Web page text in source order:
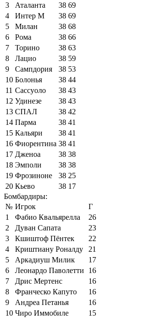
3
Аталанта 38 69
4
Интер М 38 69
5
Милан 38 68
6
Рома 38 66
7
Торино 38 63
8
Лацио 38 59
9
Сампдория 38 53
10 Болонья 38 44
11 Сассуоло 38 43
12 Удинезе 38 43
13 СПАЛ 38 42
14 Парма 38 41
15 Кальяри 38 41
16 Фиорентина 38 41
17 Дженоа 38 38
18 Эмполи 38 38
19 Фрозиноне 38 25
20 Кьево 38 17
Бомбардиры:
№ Игрок
Г
1
Фабио Квальярелла
26
2
Дуван Сапата
23
3
Кшиштоф Пёнтек
22
4
Криштиану Роналду
21
5
Аркадиуш Милик
17
6
Леонардо Паволетти
16
7
Дрис Мертенс
16
8
Франческо Капуто
16
9
Андреа Петанья
16
10 Чиро Иммобиле
15